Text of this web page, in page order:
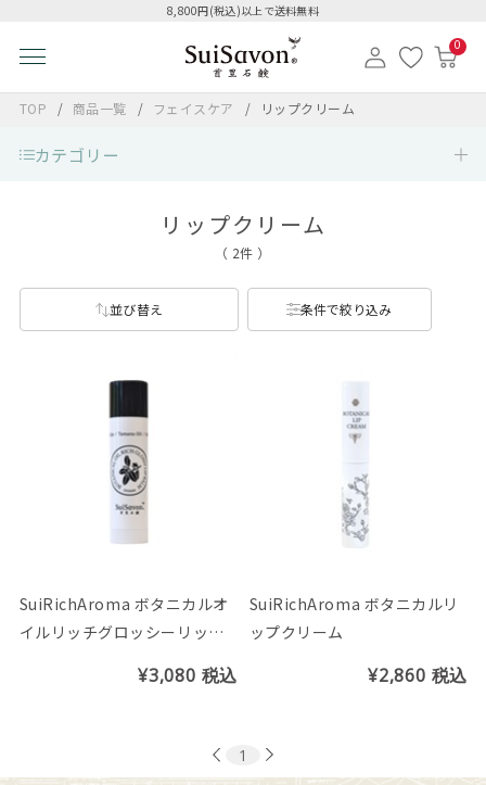
8,800円(税込)以上で送料無料
0
TOP 商品一覧 フェイスケア リップクリーム
カテゴリー
リップクリーム
（ 2件 ）
並び替え 条件で絞り込み
SuiRichAroma ボタニカルオ
イルリッチグロッシーリップ
¥3,080 税込
SuiRichAroma ボタニカルリ
ップクリーム
¥2,860 税込
1